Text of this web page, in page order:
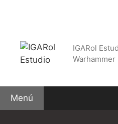
IGARol
Menú